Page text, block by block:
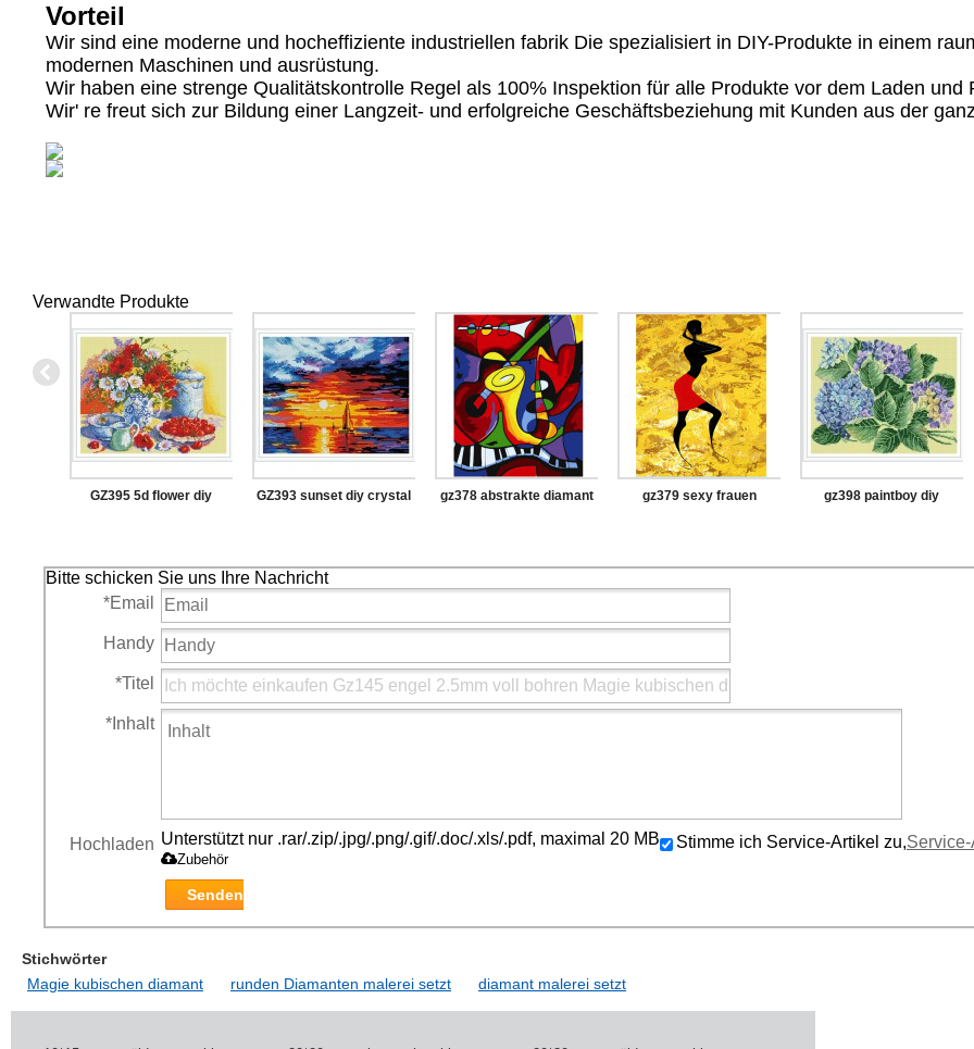
Vorteil
Wir sind eine moderne und hocheffiziente industriellen fabrik Die spezialisiert in DIY-Produkte in einem
modernen Maschinen und ausrüstung.
Wir haben eine strenge Qualitätskontrolle Regel als 100% Inspektion für alle Produkte vor dem Laden
Wir' re freut sich zur Bildung einer Langzeit- und erfolgreiche Geschäftsbeziehung mit Kunden aus der
Verwandte Produkte
GZ395 5d flower diy GZ393 sunset diy crystal gz378 abstrakte diamant gz379 sexy frauen gz398 paintboy diy
Bitte schicken Sie uns Ihre Nachricht
*Email
Handy
*Titel
* Inhalt
Hochladen Unterstützt nur .rar/.zip/.jpg/.png/.gif/.doc/.xls/.pdf, maximal 20 MB
Zubehör
Stimme ich Service-Artikel zu,Service-
Senden
Stichwörter
Magie kubischen diamant
runden Diamanten malerei setzt diamant malerei setzt